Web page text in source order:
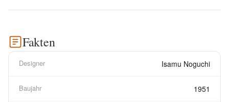
Fakten
Designer Isamu Noguchi
Baujahr 1951